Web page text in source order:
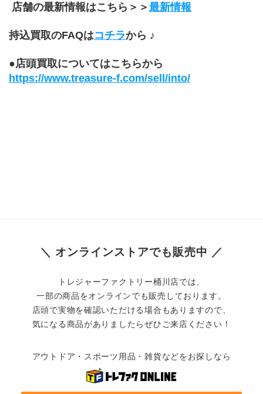
店舗の最新情報はこちら＞＞最新情報
持込買取のFAQはコチラから ♪
●店頭買取についてはこちらから
https://www.treasure-f.com/sell/into/
＼ オンラインストアでも販売中 ／
トレジャーファクトリー桶川店では、
一部の商品をオンラインでも販売しております。
店頭で実物を確認いただける場合もありますので、
気になる商品がありましたらぜひご来店ください！
アウトドア・スポーツ用品・雑貨などをお探しなら